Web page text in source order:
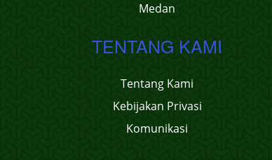
Medan
TENTANG KAMI
Tentang Kami
Kebijakan Privasi
Komunikasi